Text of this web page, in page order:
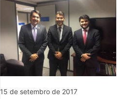
15 de setembro de 2017